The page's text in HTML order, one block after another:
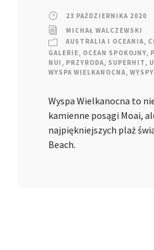
23 PAŹDZIERNIKA 2020
MICHAŁ WALCZEWSKI
AUSTRALIA I OCEANIA,
GALERIE, OCEAN SPOKOJNY,
NUI , PRZYRODA, SUPERHIT,
WYSPA WIELKANOCNA, WYSPY
Wyspa Wielkanocna to
kamienne posągi Moai,
najpiękniejszych plaż
Beach.